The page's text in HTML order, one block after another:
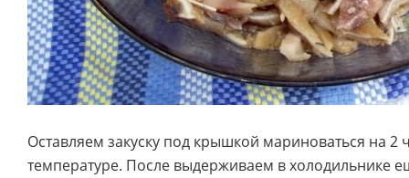
Оставляем закуску под крышкой мариноваться на 2
температуре. После выдерживаем в холодильнике